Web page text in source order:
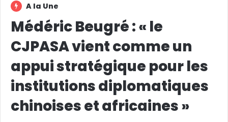
A la Une
Médéric Beugré : « le
CJPASA vient comme un
appui stratégique pour les
institutions diplomatiques
chinoises et africaines »